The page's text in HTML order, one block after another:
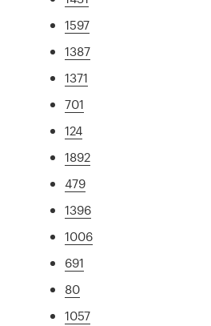
1597
1387
1371
701
124
1892
479
1396
1006
691
80
1057